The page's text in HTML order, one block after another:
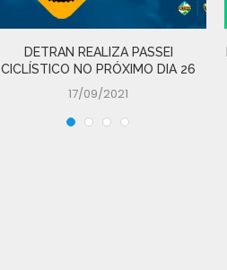
DETRAN REALIZA PASSEI
CICLÍSTICO NO PRÓXIMO DIA 26
17/09/2021